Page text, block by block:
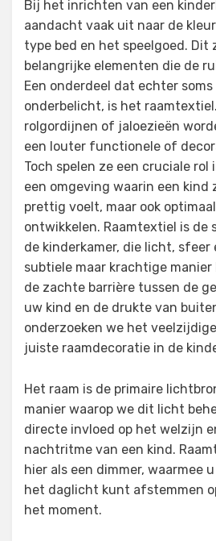
Bij het inrichten van een
aandacht vaak uit naar de
type bed en het speelgoed.
belangrijke elementen die de
Een onderdeel dat echter
onderbelicht, is het
rolgordijnen of jaloezieën
een louter functionele of
Toch spelen ze een cruciale rol
een omgeving waarin een kind
prettig voelt, maar ook
ontwikkelen. Raamtextiel is de
de kinderkamer, die licht, sfeer
subtiele maar krachtige
de zachte barrière tussen de
uw kind en de drukte van
onderzoeken we het
juiste raamdecoratie in de
Het raam is de primaire
manier waarop we dit licht
directe invloed op het welzijn
nachtritme van een kind.
hier als een dimmer, waarmee
het daglicht kunt afstemmen
het moment.